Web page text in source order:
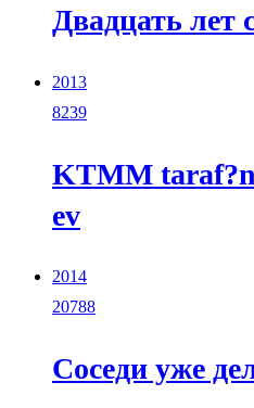
Двадцать лет
2013
8239
KTMM
ev
2014
20788
Соседи уже